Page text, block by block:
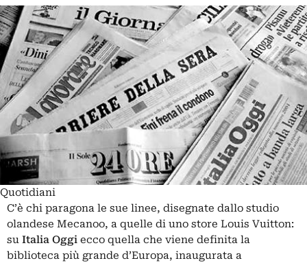
Quotidiani
C’è chi paragona le sue linee, disegnate dallo studio
olandese Mecanoo, a quelle di uno store Louis Vuitton:
su Italia Oggi ecco quella che viene definita la
biblioteca più grande d’Europa, inaugurata a